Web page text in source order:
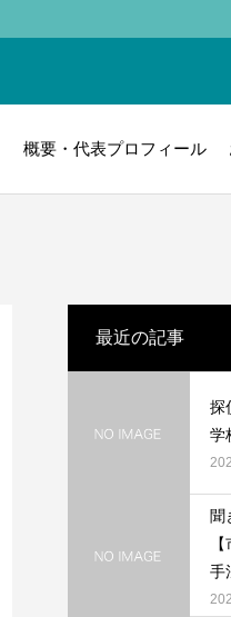
概要・代表プロフィール
最近の記事
探
学
聞
手